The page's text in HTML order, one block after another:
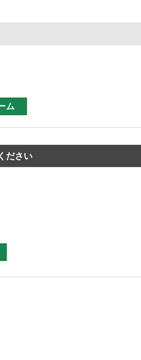
ださい